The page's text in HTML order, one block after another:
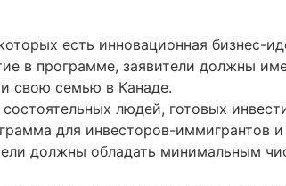
есть инновационная бизнес-
в программе, заявители должны
свою семью в Канаде.
людей, готовых
для инвесторов-иммигрантов
должны обладать минимальным